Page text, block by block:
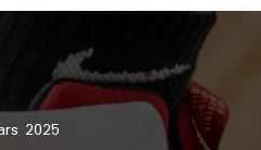
2025